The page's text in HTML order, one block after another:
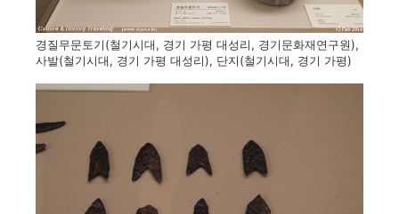
경질무문토기(철기시대, 경기 가평 대성리, 경기문화재연구원),
사발(철기시대, 경기 가평 대성리), 단지(철기시대, 경기 가평)